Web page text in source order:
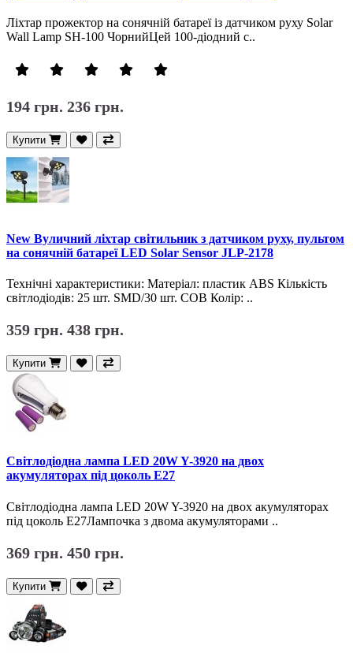
Ліхтар прожектор на сонячній батареї із датчиком руху Solar
Wall Lamp SH-100 ЧорнийЦей 100-діодний с..
194 грн. 236 грн.
Купити
New Вуличний ліхтар світильник з датчиком руху, пультом
на сонячній батареї LED Solar Sensor JLP-2178
Технічні характеристики: Матеріал: пластик ABS Кількість
світлодіодів: 25 шт. SMD/30 шт. COB Колір: ..
359 грн. 438 грн.
Купити
Світлодіодна лампа LED 20W Y-3920 на двох
акумуляторах під цоколь E27
Світлодіодна лампа LED 20W Y-3920 на двох акумуляторах
під цоколь E27Лампочка з двома акумуляторами ..
369 грн. 450 грн.
Купити